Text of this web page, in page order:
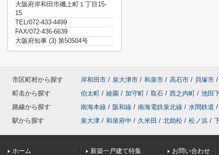
大阪府岸和田市磯上町１丁目15-
15
TEL/072-433-4499
FAX/072-436-6639
大阪府知事 (3) 第50504号
市区町村から探す 岸和田市 / 泉大津市 / 和泉市 / 高石市 / 貝塚市 /
町名から探す
伯太町 / 綾園 / 加守町 / 取石 / 西之内町 / 池田
路線から探す
南海本線 / 阪和線 / 南海電鉄泉北線 / 水間鉄道 /
駅から探す
泉大津 / 和泉府中 / 久米田 / 北助松 / 松ノ浜 /
ホーム
新築一戸建て特集
お問い合わせ